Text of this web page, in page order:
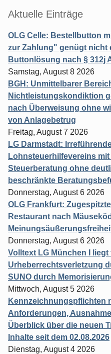
Aktuelle Einträge
OLG Celle: Bestellbutton
zur Zahlung" genügt nicht
Buttonlösung nach § 312j
Samstag, August 8 2026
BGH: Unmittelbarer
Nichtleistungskondiktion
nach Überweisung ohne
von Anlagebetrug
Freitag, August 7 2026
LG Darmstadt:
Lohnsteuerhilfevereins
Steuerberatung ohne
beschränkte
Donnerstag, August 6 2026
OLG Frankfurt:
Restaurant nach
Donnerstag, August 6 2026
Volltext LG München I liegt
Urheberrechtsverletzung
SUNO durch
Mittwoch, August 5 2026
Kennzeichnungspflichten
Anforderungen,
Überblick über die neuen
Inhalte seit dem 02.08.2026
Dienstag, August 4 2026